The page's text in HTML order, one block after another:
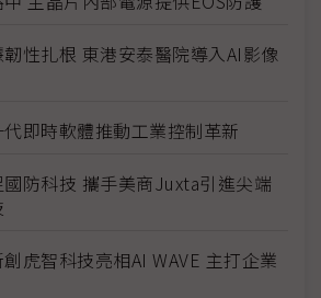
性扎根 東港安泰醫院導入AI影像
即時軟體推動工業控制革新
防科技 攜手美商Juxta引進尖端
虎智科技亮相AI WAVE 主打企業